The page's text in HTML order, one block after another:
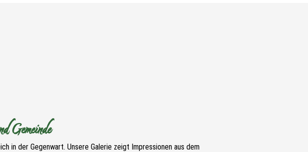
Gemeinde
in der Gegenwart. Unsere Galerie zeigt Impressionen aus dem